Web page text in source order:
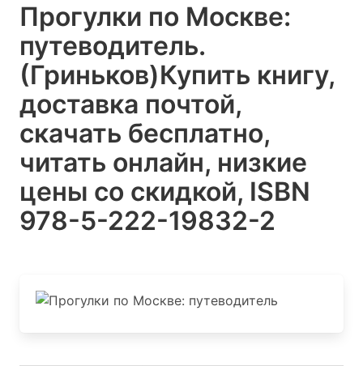
Прогулки по Москве:
путеводитель.
(Гриньков)Купить книгу,
доставка почтой,
скачать бесплатно,
читать онлайн, низкие
цены со скидкой, ISBN
978-5-222-19832-2